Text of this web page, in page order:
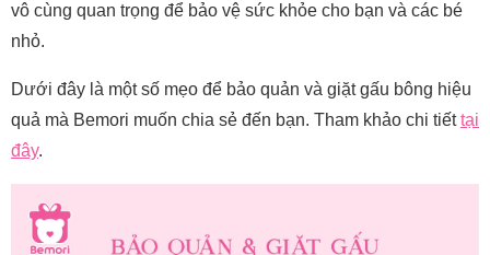
vô cùng quan trọng để bảo vệ sức khỏe cho bạn và các bé
nhỏ.
Dưới đây là một số mẹo để bảo quản và giặt gấu bông hiệu
quả mà Bemori muốn chia sẻ đến bạn. Tham khảo chi tiếttại
đây.